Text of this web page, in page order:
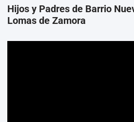
Hijos y Padres de Barrio
Lomas de Zamora